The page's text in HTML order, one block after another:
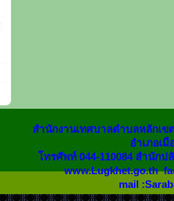
สำนักงานเทศบาลตำบลหลักเ
อำเภอเ
โทรศัพท์ 044-110084 สำนักป
www.Lugkhet.go.th
mail